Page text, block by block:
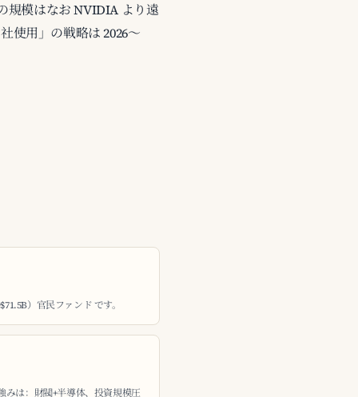
規模はなお NVIDIA より遠
使用」の戦略は 2026～
）官民ファンド です。
みは：財閥+半導体、投資規模圧